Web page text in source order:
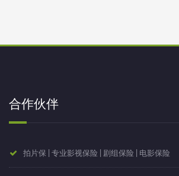
合作伙伴
拍片保 | 专业影视保险 | 剧组保险 | 电影保险